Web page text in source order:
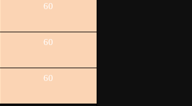
60
60
60